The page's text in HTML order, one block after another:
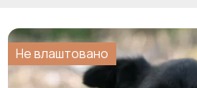
Не влаштовано